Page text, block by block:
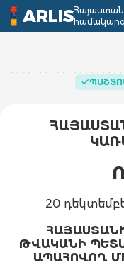
ARLIS
20
ԹՎԱԿԱՆԻ
ԱՊԱՀՈՎՈՂ